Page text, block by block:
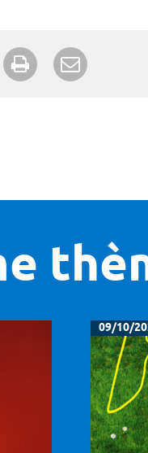
Twittersur Google+
Imprimer
09/10/